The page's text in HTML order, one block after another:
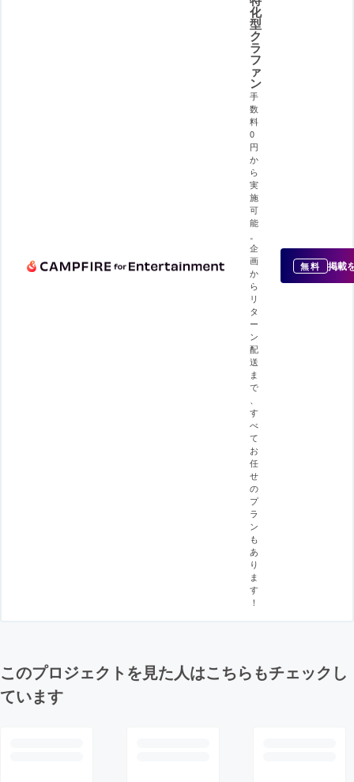
化
型
ク
ラ
フ
ァ
ン
手
数
料
0
円
か
ら
実
施
可
能
。
企
画
か
ら
リ
タ
ー
ン
配
送
ま
で
、
す
べ
て
お
任
せ
の
プ
ラ
ン
も
あ
り
ま
す
！
無料 掲載
このプロジェクトを見た人はこちらもチェックし
ています